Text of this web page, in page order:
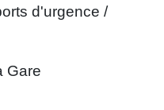
d'urgence /
Gare